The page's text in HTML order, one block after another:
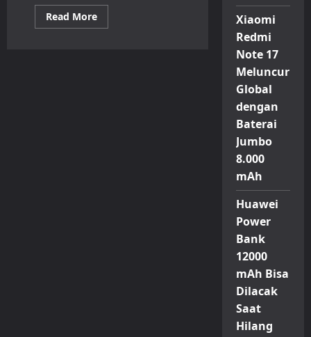
Read MoreRead
more
Xiaomi
Redmi
Note 17
Meluncur
Global
dengan
Baterai
Jumbo
8.000
mAh
Huawei
Power
Bank
12000
mAh Bisa
Dilacak
Saat
Hilang